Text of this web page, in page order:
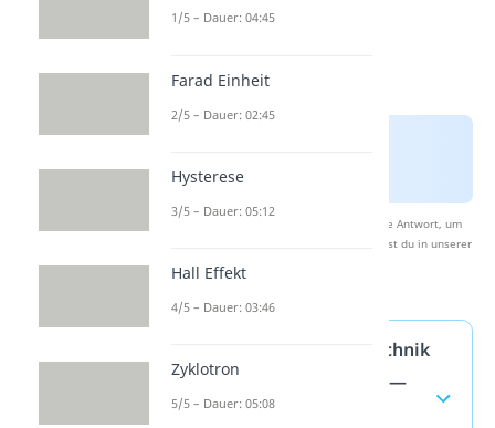
Nach Beantwortung speichern wir deine Antwort, um
Studyflix zu verbessern. Mehr dazu erfährst du in unserer
Bauteile der Elektrotechnik
und Ohmsches Gesetz —
häufigste Fragen
1/5 – Dauer: 04:45
Farad Einheit
2/5 – Dauer: 02:45
Hysterese
3/5 – Dauer: 05:12
Hall Effekt
4/5 – Dauer: 03:46
Zyklotron
5/5 – Dauer: 05:08